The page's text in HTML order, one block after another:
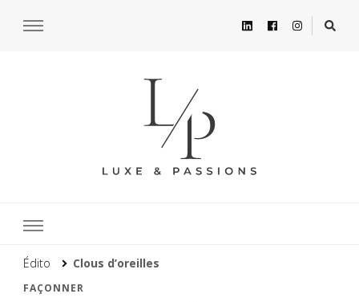
Édito Clous d’oreilles
FAÇONNER